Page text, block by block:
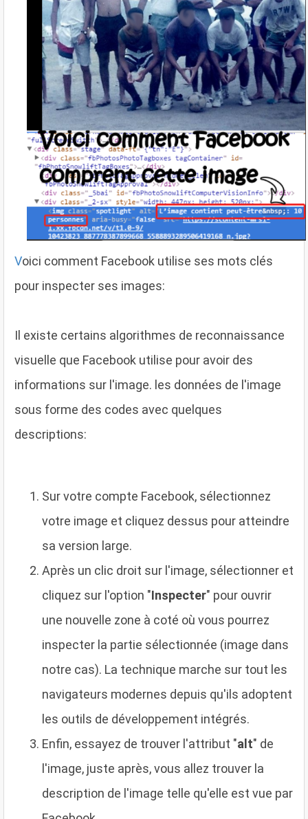
Voici comment Facebook utilise ses mots clés
pour inspecter ses images:
Il existe certains algorithmes de reconnaissance
visuelle que Facebook utilise pour avoir des
informations sur l'image. les données de l'image
sous forme des codes avec quelques
descriptions:
Sur votre compte Facebook, sélectionnez
votre image et cliquez dessus pour atteindre
sa version large.
Après un clic droit sur l'image, sélectionner et
cliquez sur l'option "Inspecter" pour ouvrir
une nouvelle zone à coté où vous pourrez
inspecter la partie sélectionnée (image dans
notre cas). La technique marche sur tout les
navigateurs modernes depuis qu'ils adoptent
les outils de développement intégrés.
Enfin, essayez de trouver l'attribut "alt" de
l'image, juste après, vous allez trouver la
description de l'image telle qu'elle est vue par